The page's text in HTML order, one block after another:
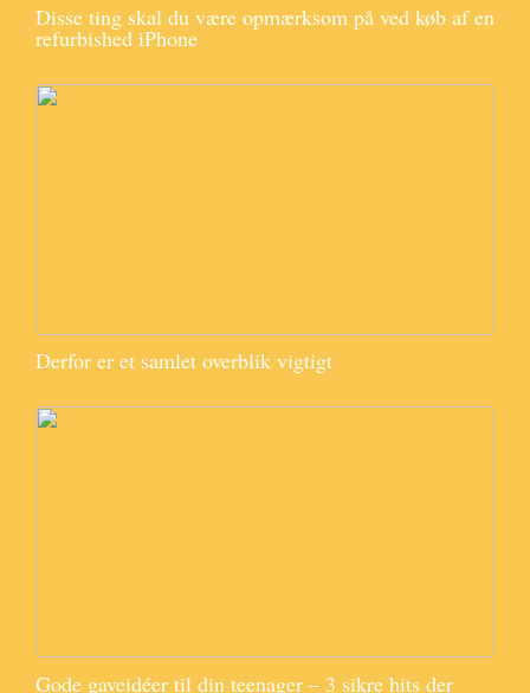
Disse ting skal du være opmærksom på ved køb af en
refurbished iPhone
Derfor er et samlet overblik vigtigt
Gode gaveidéer til din teenager – 3 sikre hits der